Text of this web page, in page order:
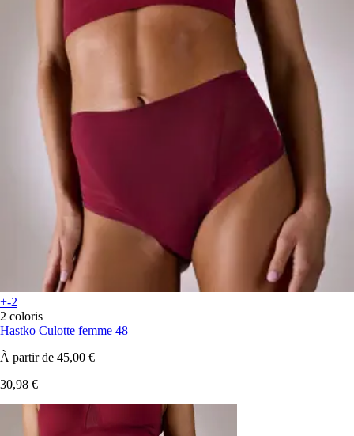
+-2
2 coloris
Hastko Culotte femme 48
À partir de 45,00 €
30,98 €